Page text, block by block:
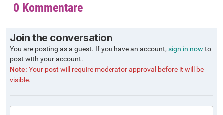
0 Kommentare
Join the conversation
You are posting as a guest. If you have an account, sign in now to
post with your account.
Note: Your post will require moderator approval before it will be
visible.